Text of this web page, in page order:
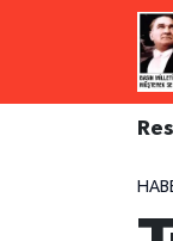
Resmi
Merkez